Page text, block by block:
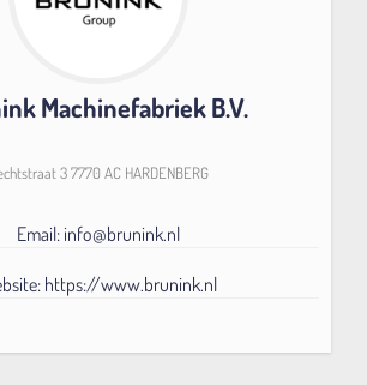
Machinefabriek B.V.
3 7770 AC HARDENBERG
Email: info@brunink.nl
https://www.brunink.nl